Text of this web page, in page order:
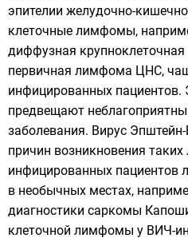
эпителии желудочно-
клеточные лимфомы,
диффузная
первичная лимфома ЦНС,
инфицированных
предвещают
заболевания. Вирус
причин возникновения
инфицированных
в необычных местах,
диагностики саркомы
клеточной лимфомы у ВИЧ-